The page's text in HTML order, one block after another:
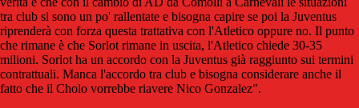
tra club si sono un po' rallentate e bisogna capire se poi la Juventus
riprenderà con forza questa trattativa con l'Atletico oppure no. Il punto
che rimane è che Sorlot rimane in uscita, l'Atletico chiede 30-35
milioni. Sorlot ha un accordo con la Juventus già raggiunto sui termini
contrattuali. Manca l'accordo tra club e bisogna considerare anche il
fatto che il Cholo vorrebbe riavere Nico Gonzalez".